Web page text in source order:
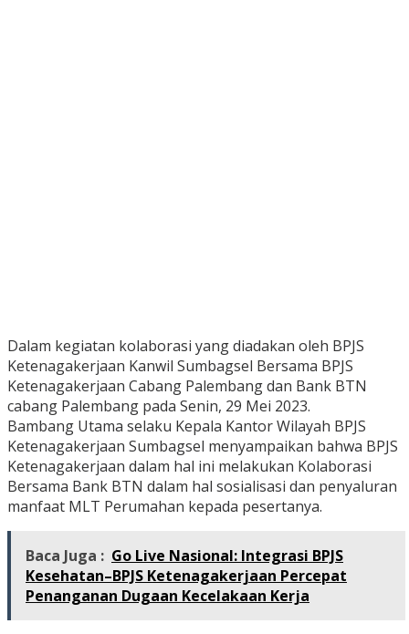
Dalam kegiatan kolaborasi yang diadakan oleh BPJS
Ketenagakerjaan Kanwil Sumbagsel Bersama BPJS
Ketenagakerjaan Cabang Palembang dan Bank BTN
cabang Palembang pada Senin, 29 Mei 2023.
Bambang Utama selaku Kepala Kantor Wilayah BPJS
Ketenagakerjaan Sumbagsel menyampaikan bahwa BPJS
Ketenagakerjaan dalam hal ini melakukan Kolaborasi
Bersama Bank BTN dalam hal sosialisasi dan penyaluran
manfaat MLT Perumahan kepada pesertanya.
Baca Juga : Go Live Nasional: Integrasi BPJS
Kesehatan–BPJS Ketenagakerjaan Percepat
Penanganan Dugaan Kecelakaan Kerja